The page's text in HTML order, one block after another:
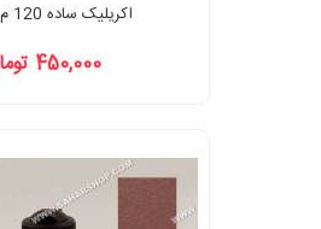
اکریلیک ساده 120 م 5150
450,000 تومان